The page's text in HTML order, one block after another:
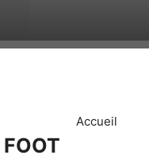
Accueil